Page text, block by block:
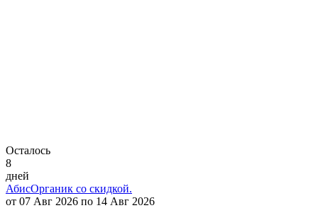
Осталось
8
дней
АбисОрганик со скидкой.
от 07 Авг 2026 по 14 Авг 2026